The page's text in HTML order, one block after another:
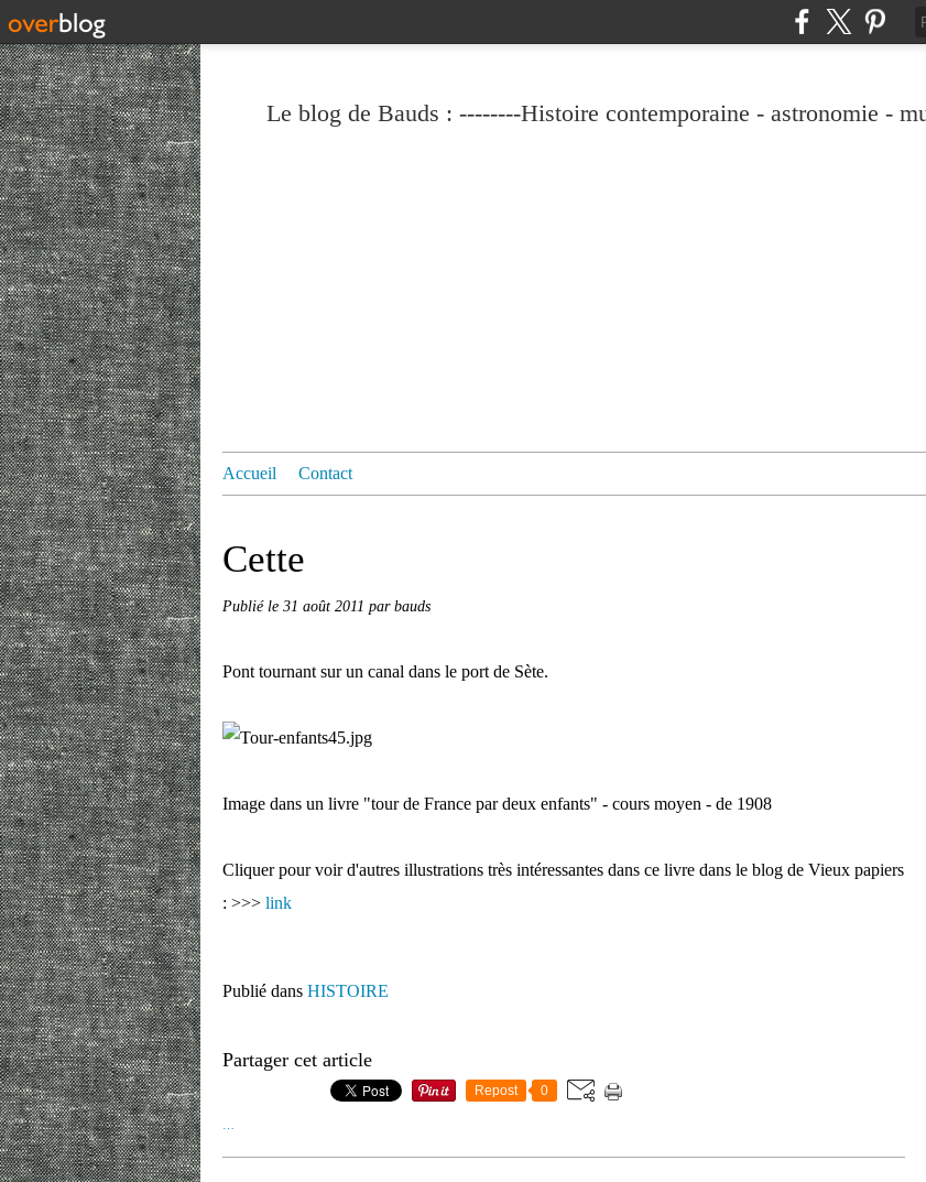
Le blog de Bauds : --------Histoire contemporaine - astronomie -
Accueil Contact
Cette
Publié le 31 août 2011 par bauds
Pont tournant sur un canal dans le port de Sète.
Image dans un livre "tour de France par deux enfants" - cours moyen - de 1908
Cliquer pour voir d'autres illustrations très intéressantes dans ce livre dans le blog de Vieux papiers
: >>> link
Publié dans HISTOIRE
Partager cet article
Repost 0